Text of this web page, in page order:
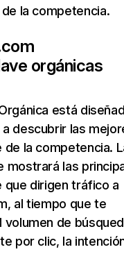
la competencia.
orgánicas
está
descubrir las
de la competencia.
mostrará las
que dirigen tráfico a
al tiempo que te
volumen de
por clic, la